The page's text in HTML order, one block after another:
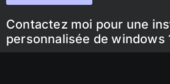
Contactez moi pour une
personnalisée de windows